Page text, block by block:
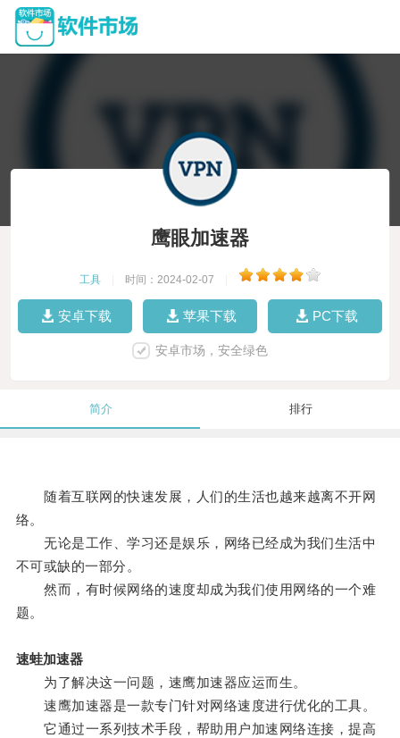
鹰眼加速器
工具 时间：2024-02-07
安卓下载 苹果下载 PC下载
安卓市场，安全绿色
简介 排行
随着互联网的快速发展，人们的生活也越来越离不开网
络。
无论是工作、学习还是娱乐，网络已经成为我们生活中
不可或缺的一部分。
然而，有时候网络的速度却成为我们使用网络的一个难
题。
速蛙加速器
为了解决这一问题，速鹰加速器应运而生。
速鹰加速器是一款专门针对网络速度进行优化的工具。
它通过一系列技术手段，帮助用户加速网络连接，提高